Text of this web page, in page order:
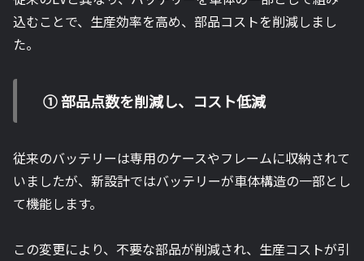
込むことで、生産効率を高め、部品コストを削減しまし
た。
① 部品点数を削減し、コスト低減
従来のバッテリーは専用のケースやフレームに収納されて
いましたが、新設計ではバッテリーが車体構造の一部とし
て機能します。
この変更により、不要な部品が削減され、生産コストが引